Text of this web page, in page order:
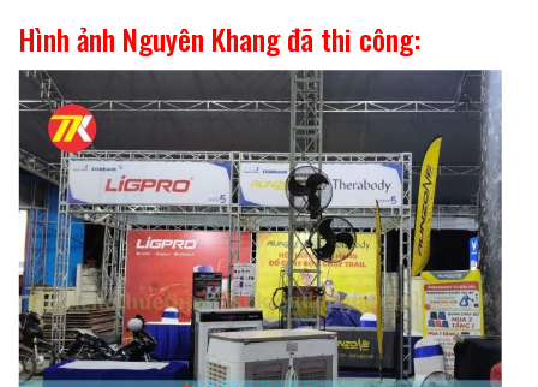
Hình ảnh Nguyên Khang đã thi công: